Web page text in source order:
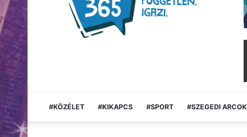
#KÖZÉLET #KIKAPCS #SPORT #SZEGEDI ARCOK